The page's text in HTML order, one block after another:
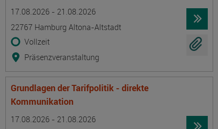
17.08.2026 - 21.08.2026
22767 Hamburg Altona-Altstadt
Vollzeit
Präsenzveranstaltung
Grundlagen der Tarifpolitik - direkte
Kommunikation
17.08.2026 - 21.08.2026